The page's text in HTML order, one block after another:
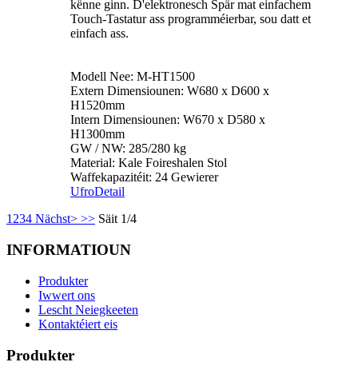
kënne ginn. D'elektronesch Spär mat einfachem
Touch-Tastatur ass programméierbar, sou datt et
einfach ass.
Modell Nee: M-HT1500
Extern Dimensiounen: W680 x D600 x
H1520mm
Intern Dimensiounen: W670 x D580 x
H1300mm
GW / NW: 285/280 kg
Material: Kale Foireshalen Stol
Waffekapazitéit: 24 Gewierer
UfroDetail
1234 Nächst> >> Säit 1/4
INFORMATIOUN
Produkter
Iwwert ons
Lescht Neiegkeeten
Kontaktéiert eis
Produkter